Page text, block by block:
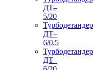
ДТ–
5/20
Турбодетандер
ДТ–
6/0,5
Турбодетандер
ДТ–